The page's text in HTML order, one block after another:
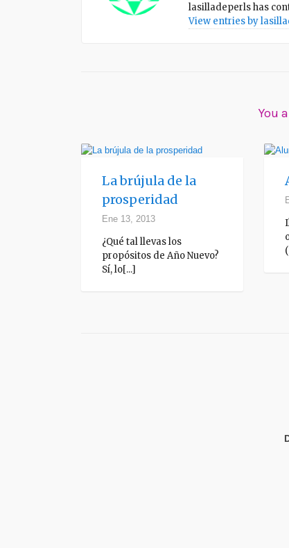
lasilladeperlshas
View entries by
You
La brújula de la
prosperidad
Ene 13, 2013
¿Qué tal llevas los
propósitos de Año Nuevo?
Sí, lo[...]